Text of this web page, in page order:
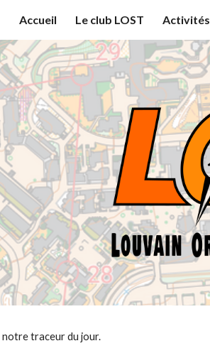
Skip to navigation
Accueil Le club LOST Activités
notretraceur du jour.